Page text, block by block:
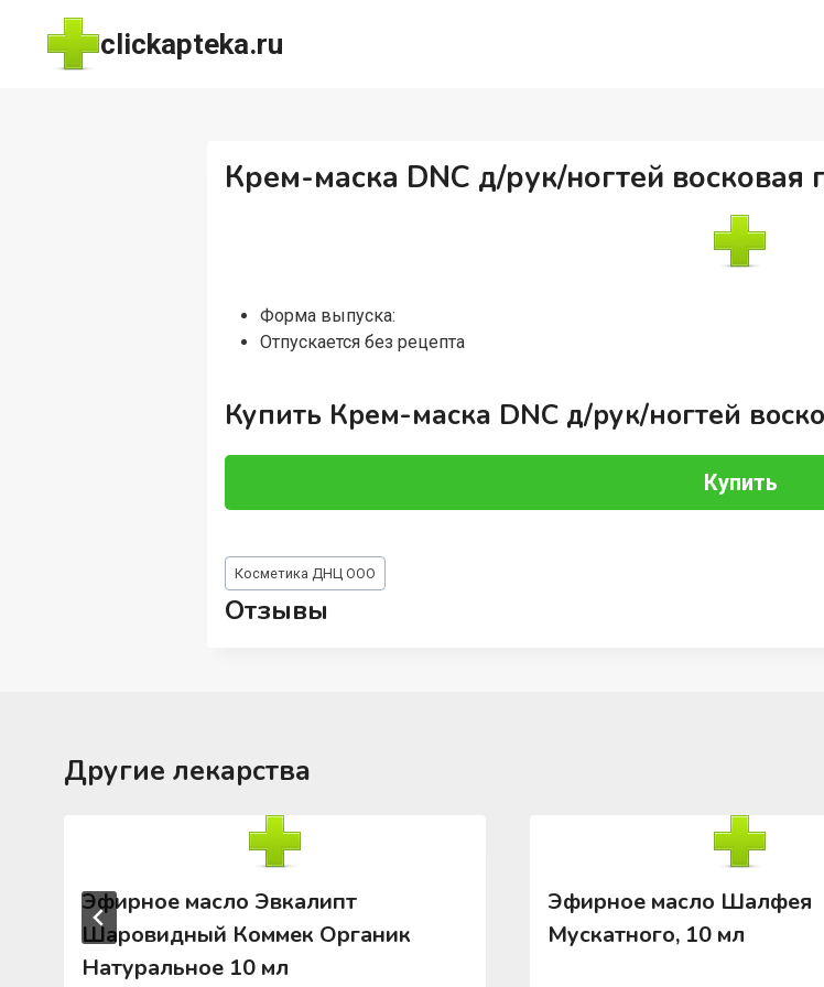
Перейти
содержимому
clickapteka.ru
Крем-маска DNC д/рук/ногтей восковая
Форма выпуска:
Отпускается без рецепта
Купить Крем-маска DNC д/рук/ногтей
Купить
Метки
записи:
Косметика ДНЦ ООО
Отзывы
Другие лекарства
Эфирное масло Эвкалипт
Шаровидный Коммек Органик
Натуральное 10 мл
Эфирное масло Шалфея
Мускатного, 10 мл